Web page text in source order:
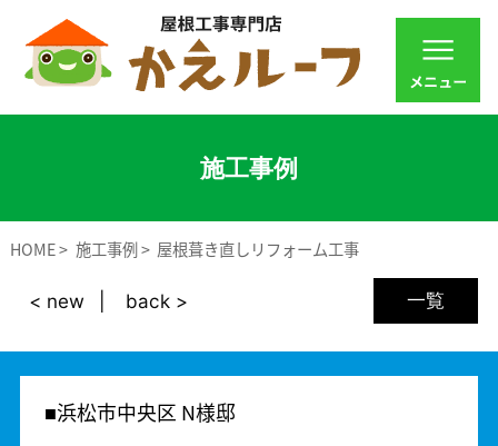
施工事例
HOME 施工事例 屋根葺き直しリフォーム工事
一覧
< new back >
浜松市中央区 N様邸